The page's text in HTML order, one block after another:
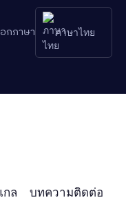
กภาษา ภาษาไทย
กล
บทความติดต่อ